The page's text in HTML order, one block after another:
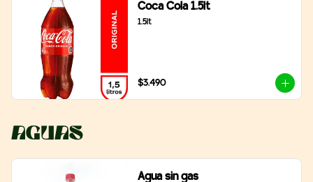
Coca Cola 1.5lt
1.5lt
$3.490
Aguas
Agua sin gas